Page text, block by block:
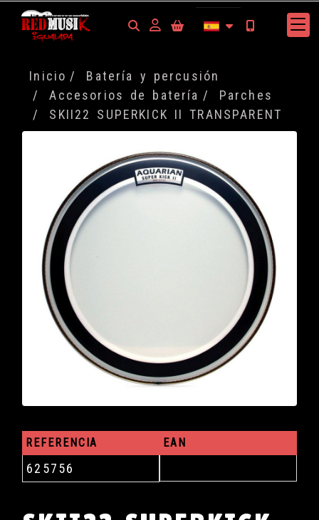
Identifícate
Inicio
Batería y percusión
Accesorios de batería
Parches
SKII22 SUPERKICK II TRANSPARENT
REFERENCIA
625756
EAN